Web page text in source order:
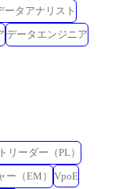
ータアナリスト
データエンジニア
リーダー（PL）
（EM） VpoE